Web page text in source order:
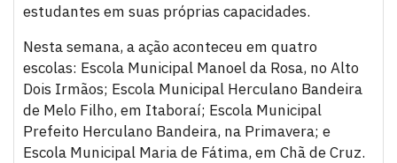
estudantes em suas próprias capacidades.
Nesta semana, a ação aconteceu em quatro
escolas: Escola Municipal Manoel da Rosa, no Alto
Dois Irmãos; Escola Municipal Herculano Bandeira
de Melo Filho, em Itaboraí; Escola Municipal
Prefeito Herculano Bandeira, na Primavera; e
Escola Municipal Maria de Fátima, em Chã de Cruz.